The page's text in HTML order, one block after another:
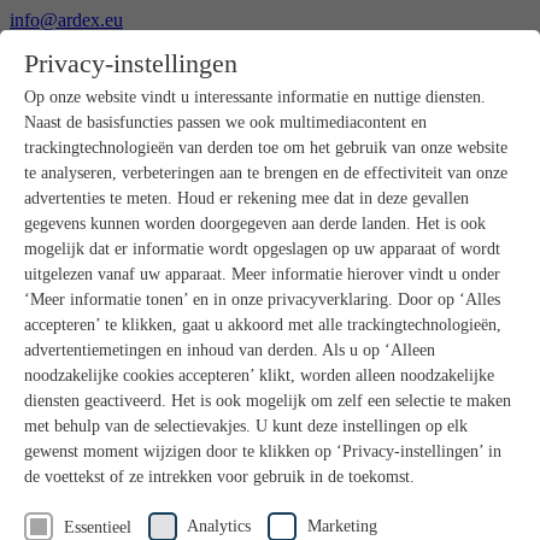
info@ardex.eu
Nederlands
Français
Producten
Productoverzicht
Ruwbouw
Dekvloeren
Voorbereiding ondergrond
Vloeregalisaties
Afdichtingen
Tegellijmen
Voegmortels
Voegen / Siliconen
Montagelijmen
Natuursteenprogramma
Vloerbedekkings- en parketlijmen
Wandegalesaties
Accessoires
PANDOMO®
Badkamerrenovatie met wedi
Privacy-instellingen
Op onze website vindt u interessante informatie en nuttige diensten.
Naast de basisfuncties passen we ook multimediacontent en
trackingtechnologieën van derden toe om het gebruik van onze website
te analyseren, verbeteringen aan te brengen en de effectiviteit van onze
advertenties te meten. Houd er rekening mee dat in deze gevallen
gegevens kunnen worden doorgegeven aan derde landen. Het is ook
mogelijk dat er informatie wordt opgeslagen op uw apparaat of wordt
uitgelezen vanaf uw apparaat. Meer informatie hierover vindt u onder
‘Meer informatie tonen’ en in onze privacyverklaring. Door op ‘Alles
accepteren’ te klikken, gaat u akkoord met alle trackingtechnologieën,
advertentiemetingen en inhoud van derden. Als u op ‘Alleen
noodzakelijke cookies accepteren’ klikt, worden alleen noodzakelijke
diensten geactiveerd. Het is ook mogelijk om zelf een selectie te maken
met behulp van de selectievakjes. U kunt deze instellingen op elk
gewenst moment wijzigen door te klikken op ‘Privacy-instellingen’ in
de voettekst of ze intrekken voor gebruik in de toekomst.
Essentieel Analytics Marketing